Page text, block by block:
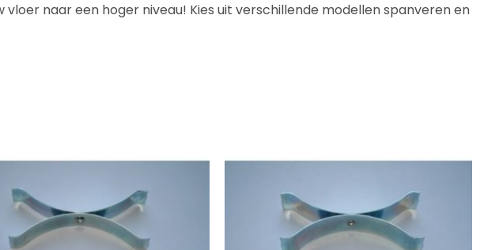
naar een hoger niveau! Kies uit verschillende modellen spanveren en